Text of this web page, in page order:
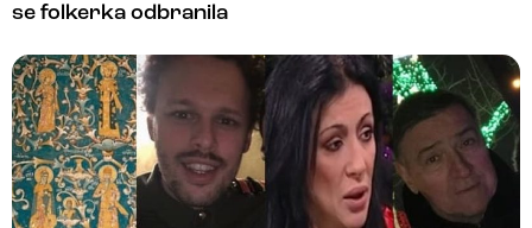
se folkerka odbranila